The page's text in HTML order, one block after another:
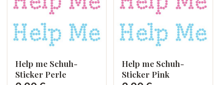
Help me Schuh-
Sticker Perle
Help me Schuh-
Sticker Pink